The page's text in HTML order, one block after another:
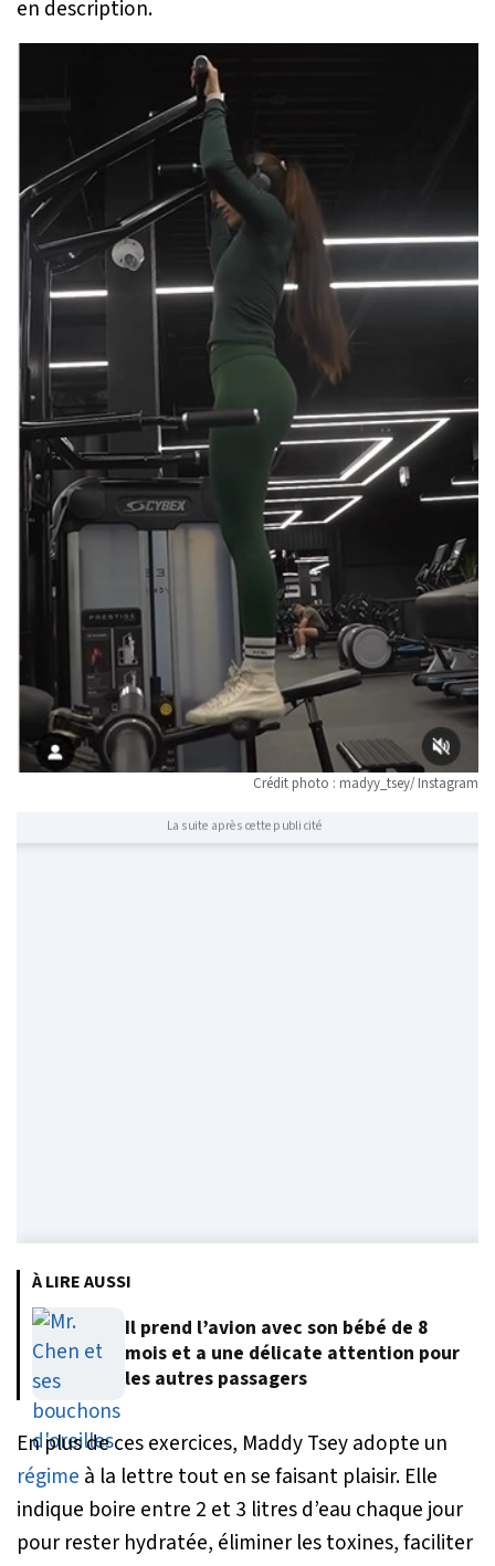
en description.
Crédit photo : madyy_tsey/ Instagram
La suite après cette publicité
À LIRE AUSSI
Il prend l’avion avec son bébé de 8
mois et a une délicate attention pour
les autres passagers
En plus de ces exercices, Maddy Tsey adopte un
régime à la lettre tout en se faisant plaisir. Elle
indique boire entre 2 et 3 litres d’eau chaque jour
pour rester hydratée, éliminer les toxines, faciliter